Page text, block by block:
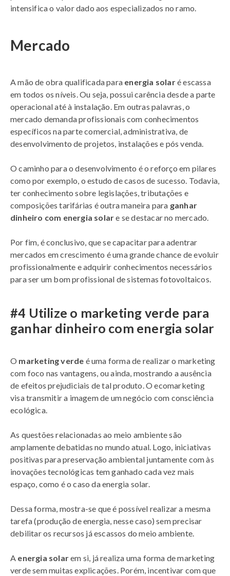
intensifica o valor dado aos especializados no ramo.
Mercado
A mão de obra qualificada para energia solaré escassa
em todos os níveis. Ou seja, possui carência desde a parte
operacional até à instalação. Em outras palavras, o
mercado demanda profissionais com conhecimentos
específicos na parte comercial, administrativa, de
desenvolvimento de projetos, instalações e pós venda.
O caminho para o desenvolvimento é o reforço em pilares
como por exemplo, o estudo de casos de sucesso. Todavia,
ter conhecimento sobre legislações, tributações e
composições tarifárias é outra maneira para ganhar
dinheiro com energia solare se destacar no mercado.
Por fim, é conclusivo, que se capacitar para adentrar
mercados em crescimento é uma grande chance de evoluir
profissionalmente e adquirir conhecimentos necessários
para ser um bom profissional de sistemas fotovoltaicos.
#4 Utilize o marketing verde para
ganhar dinheiro com energia solar
O marketing verde é uma forma de realizar o marketing
com foco nas vantagens, ou ainda, mostrando a ausência
de efeitos prejudiciais de tal produto. O ecomarketing
visa transmitir a imagem de um negócio com consciência
ecológica.
As questões relacionadas ao meio ambiente são
amplamente debatidas no mundo atual. Logo, iniciativas
positivas para preservação ambiental juntamente com às
inovações tecnológicas tem ganhado cada vez mais
espaço, como é o caso da energia solar.
Dessa forma, mostra-se que é possível realizar a mesma
tarefa (produção de energia, nesse caso) sem precisar
debilitar os recursos já escassos do meio ambiente.
A energia solarem si, já realiza uma forma de marketing
verde sem muitas explicações. Porém, incentivar com que